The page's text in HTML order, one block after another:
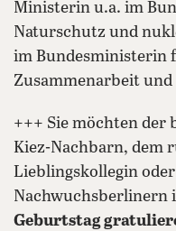
Ministerin u.a. im
Naturschutz und
im Bundesministerin
Zusammenarbeit
+++ Sie möchten der
Kiez-Nachbarn, dem
Lieblingskollegin
Nachwuchsberlinern
Geburtstag